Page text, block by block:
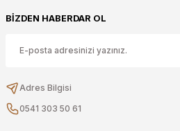
BİZDEN HABERDAR OL
Adres Bilgisi
0541 303 50 61